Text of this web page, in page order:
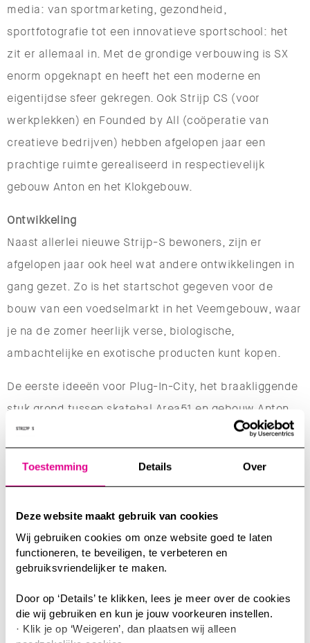
Toestemming Details Over
Deze website maakt gebruik van cookies
Wij gebruiken cookies om onze website goed te laten
functioneren, te beveiligen, te verbeteren en
gebruiksvriendelijker te maken.
Door op ‘Details’ te klikken, lees je meer over de cookies
die wij gebruiken en kun je jouw voorkeuren instellen.
· Klik je op ‘Weigeren’, dan plaatsen wij alleen
media: van sportmarketing, gezondheid,
sportfotografie tot een innovatieve sportschool: het
zit er allemaal in. Met de grondige verbouwing is SX
enorm opgeknapt en heeft het een moderne en
eigentijdse sfeer gekregen. Ook Strijp CS (voor
werkplekken) en Founded by All (coöperatie van
creatieve bedrijven) hebben afgelopen jaar een
prachtige ruimte gerealiseerd in respectievelijk
gebouw Anton en het Klokgebouw.
Ontwikkeling
Naast allerlei nieuwe Strijp-S bewoners, zijn er
afgelopen jaar ook heel wat andere ontwikkelingen in
gang gezet. Zo is het startschot gegeven voor de
bouw van een voedselmarkt in het Veemgebouw, waar
je na de zomer heerlijk verse, biologische,
ambachtelijke en exotische producten kunt kopen.
De eerste ideeën voor Plug-In-City, het braakliggende
stuk grond tussen skatehal Area51 en gebouw Anton,
zijn inmiddels ook vormgegeven. In Plug-In-City kan
iedereen met een goed idee gebruik maken van deze
vierkante meters, die Trudo faciliteert. Je betaalt
de Dutch Design Week al een bijzondere hotelkamer,
die overigens in maart weer terugkomt naar Strijp-S.
Ook is er voor bewoners van Strijp-S (de lofthuurders
S) het Glaspaviljoen opgericht. Dit is een plek voor
ontmoetingen, barbecues, borrels, exposities, een